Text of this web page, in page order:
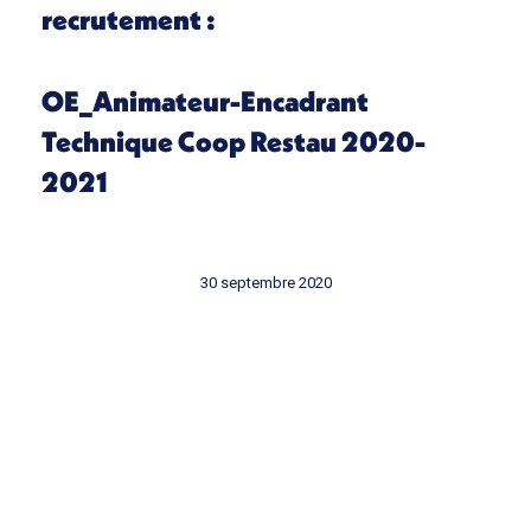
recrutement :
OE_Animateur-Encadrant
Technique Coop Restau 2020-
2021
30 septembre 2020